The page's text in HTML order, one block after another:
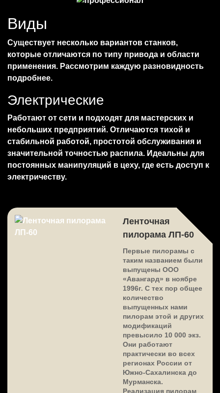
Виды
Существует несколько вариантов станков,
которые отличаются по типу привода и области
применения. Рассмотрим каждую разновидность
подробнее.
Электрические
Работают от сети и подходят для мастерских и
небольших предприятий. Отличаются тихой и
стабильной работой, простотой обслуживания и
значительной точностью распила. Идеальны для
постоянных манипуляций в цеху, где есть доступ к
электричеству.
Ленточная
пилорама ЛП-60
Первые пилорамы с
таким названием были
выпущены ООО
«Авангард» в ноябре
1996г. С тех пор общее
количество
выпущенных нами
пилорам этой и других
модификаций
превысило 10 000 экз.
Они работают
практически во всех
регионах России от
Южно-Сахалинска до
Мурманска.
Реализация пилорам